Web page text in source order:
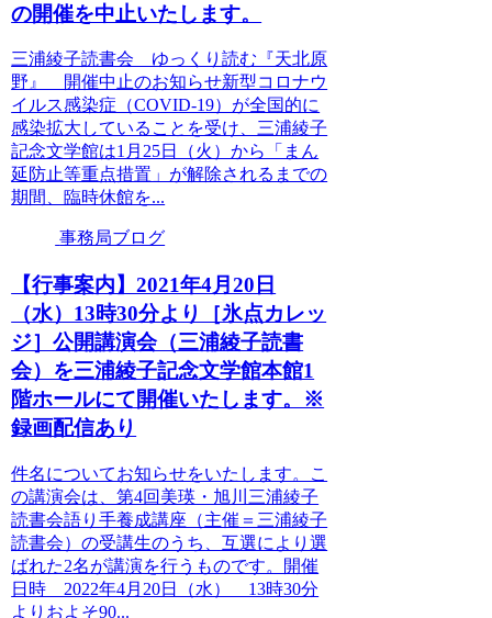
の開催を中止いたします。
三浦綾子読書会 ゆっくり読む『天北原
野』 開催中止のお知らせ新型コロナウ
イルス感染症（COVID-19）が全国的に
感染拡大していることを受け、三浦綾子
記念文学館は1月25日（火）から「まん
延防止等重点措置」が解除されるまでの
期間、臨時休館を...
事務局ブログ
【行事案内】2021年4月20日
（水）13時30分より［氷点カレッ
ジ］公開講演会（三浦綾子読書
会）を三浦綾子記念文学館本館1
階ホールにて開催いたします。※
録画配信あり
件名についてお知らせをいたします。こ
の講演会は、第4回美瑛・旭川三浦綾子
読書会語り手養成講座（主催＝三浦綾子
読書会）の受講生のうち、互選により選
ばれた2名が講演を行うものです。開催
日時 2022年4月20日（水） 13時30分
よりおよそ90...